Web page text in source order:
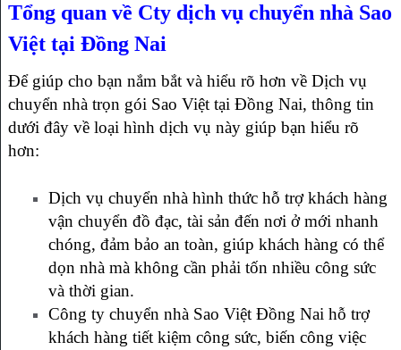
Tổng quan về Cty dịch vụ chuyển nhà Sao
Việt tại Đồng Nai
Để giúp cho bạn nắm bắt và hiểu rõ hơn về Dịch vụ
chuyển nhà trọn gói Sao Việt tại Đồng Nai, thông tin
dưới đây về loại hình dịch vụ này giúp bạn hiểu rõ
hơn:
Dịch vụ chuyển nhà hình thức hỗ trợ khách hàng
vận chuyển đồ đạc, tài sản đến nơi ở mới nhanh
chóng, đảm bảo an toàn, giúp khách hàng có thể
dọn nhà mà không cần phải tốn nhiều công sức
và thời gian.
Công ty chuyển nhà Sao Việt Đồng Nai hỗ trợ
khách hàng tiết kiệm công sức, biến công việc